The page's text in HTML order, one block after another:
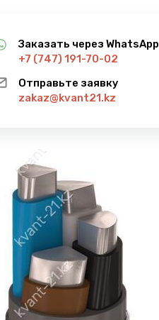
Заказать через WhatsApp
+7 (747) 191-70-02
Отправьте заявку
zakaz@kvant21.kz